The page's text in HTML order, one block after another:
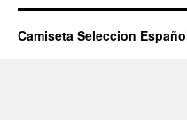
Camiseta Seleccion